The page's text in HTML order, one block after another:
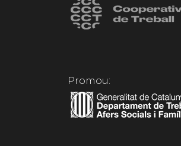
Promou: